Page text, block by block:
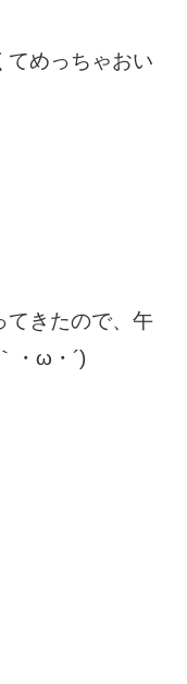
てめっちゃおい
てきたので、午
・ω・´)